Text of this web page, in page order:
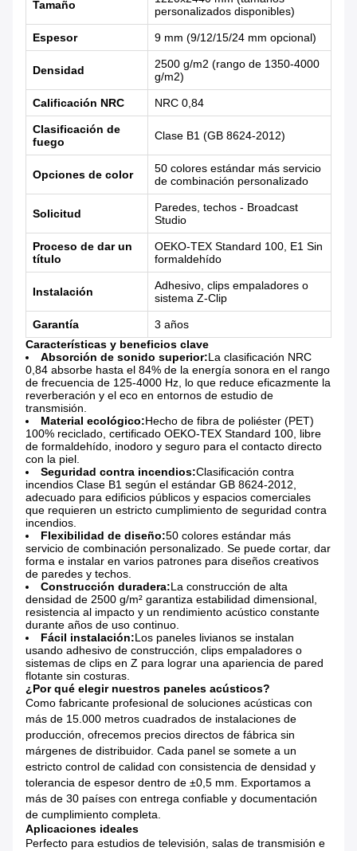
Tamaño
personalizados disponibles)
Espesor 9 mm (9/12/15/24 mm opcional)
Densidad
2500 g/m2 (rango de 1350-4000
g/m2)
Calificación NRC NRC 0,84
Clasificación de
fuego
Clase B1 (GB 8624-2012)
Opciones de color
50 colores estándar más servicio
de combinación personalizado
Solicitud
Paredes, techos - Broadcast
Studio
Proceso de dar un
título
OEKO-TEX Standard 100, E1 Sin
formaldehído
Instalación
Adhesivo, clips empaladores o
sistema Z-Clip
Garantía
3 años
Características y beneficios clave
Absorción de sonido superior:La clasificación NRC
0,84 absorbe hasta el 84% de la energía sonora en el rango
de frecuencia de 125-4000 Hz, lo que reduce eficazmente la
reverberación y el eco en entornos de estudio de
transmisión.
Material ecológico:Hecho de fibra de poliéster (PET)
100% reciclado, certificado OEKO-TEX Standard 100, libre
de formaldehído, inodoro y seguro para el contacto directo
con la piel.
Seguridad contra incendios:Clasificación contra
incendios Clase B1 según el estándar GB 8624-2012,
adecuado para edificios públicos y espacios comerciales
que requieren un estricto cumplimiento de seguridad contra
incendios.
Flexibilidad de diseño:50 colores estándar más
servicio de combinación personalizado. Se puede cortar, dar
forma e instalar en varios patrones para diseños creativos
de paredes y techos.
Construcción duradera:La construcción de alta
densidad de 2500 g/m² garantiza estabilidad dimensional,
resistencia al impacto y un rendimiento acústico constante
durante años de uso continuo.
Fácil instalación:Los paneles livianos se instalan
usando adhesivo de construcción, clips empaladores o
sistemas de clips en Z para lograr una apariencia de pared
flotante sin costuras.
¿Por qué elegir nuestros paneles acústicos?
Como fabricante profesional de soluciones acústicas con
más de 15.000 metros cuadrados de instalaciones de
producción, ofrecemos precios directos de fábrica sin
márgenes de distribuidor. Cada panel se somete a un
estricto control de calidad con consistencia de densidad y
tolerancia de espesor dentro de ±0,5 mm. Exportamos a
más de 30 países con entrega confiable y documentación
de cumplimiento completa.
Aplicaciones ideales
Perfecto para estudios de televisión, salas de transmisión e